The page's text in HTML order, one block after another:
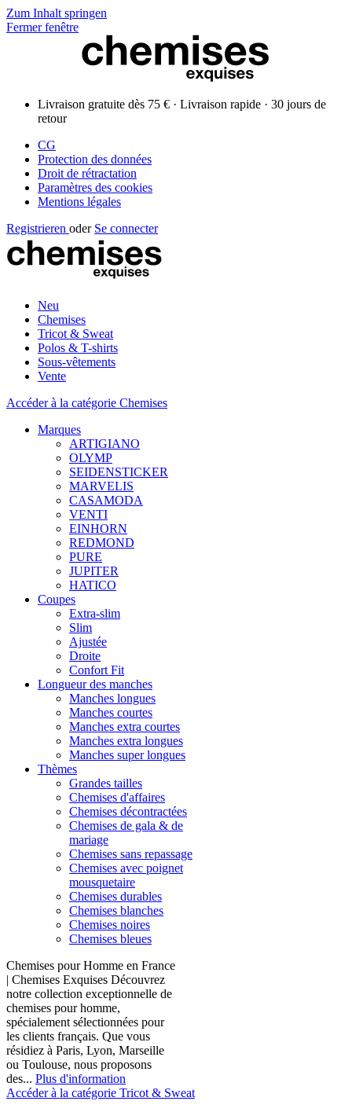
Zum Inhalt springen
Fermer fenêtre
Livraison gratuite dès 75 € · Livraison rapide · 30 jours de
retour
CG
Protection des données
Droit de rétractation
Paramètres des cookies
Mentions légales
Registrieren oder Se connecter
Neu
Chemises
Tricot & Sweat
Polos & T-shirts
Sous-vêtements
Vente
Accéder à la catégorie Chemises
Marques
ARTIGIANO
OLYMP
SEIDENSTICKER
MARVELIS
CASAMODA
VENTI
EINHORN
REDMOND
PURE
JUPITER
HATICO
Coupes
Extra-slim
Slim
Ajustée
Droite
Confort Fit
Longueur des manches
Manches longues
Manches courtes
Manches extra courtes
Manches extra longues
Manches super longues
Thèmes
Grandes tailles
Chemises d'affaires
Chemises décontractées
Chemises de gala & de
mariage
Chemises sans repassage
Chemises avec poignet
mousquetaire
Chemises durables
Chemises blanches
Chemises noires
Chemises bleues
Chemises pour Homme en France
| Chemises Exquises Découvrez
notre collection exceptionnelle de
chemises pour homme,
spécialement sélectionnées pour
les clients français. Que vous
résidiez à Paris, Lyon, Marseille
ou Toulouse, nous proposons
des... Plus d'information
Accéder à la catégorie Tricot & Sweat